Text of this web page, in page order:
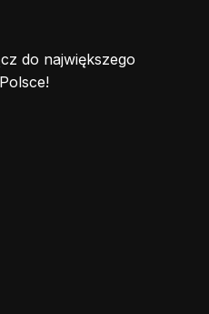
do największego